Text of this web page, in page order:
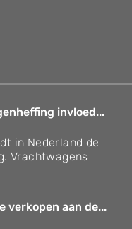
invloed...
in Nederland de
Vrachtwagens
verkopen aan de...